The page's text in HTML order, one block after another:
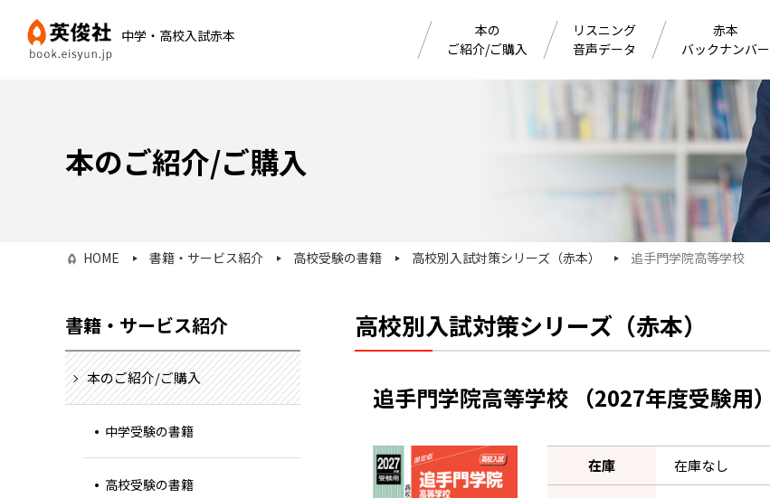
中学・高校入試赤本
本の
ご紹介/ご購入
リスニング
音声データ
赤本
バックナンバー
本のご紹介/ご購入
HOME 書籍・サービス紹介 高校受験の書籍 高校別入試対策シリーズ（赤本） 追手門学院高等学校
高校別入試対策シリーズ（赤本）
追手門学院高等学校 （2027年度受験用）
在庫 在庫なし
書籍・サービス紹介
本のご紹介/ご購入
中学受験の書籍
高校受験の書籍